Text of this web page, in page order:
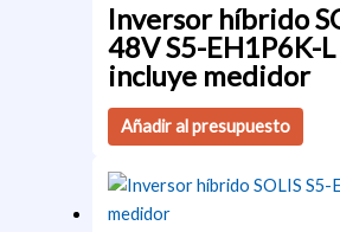
Inversor híbrido
48V S5-EH1P6K-
incluye medidor
Añadir al presupuesto